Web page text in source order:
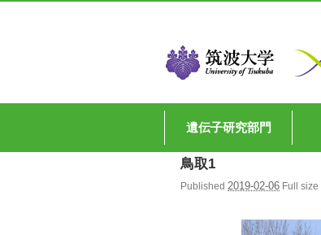
遺伝子研究部門
鳥取1
Published 2019-02-06 Full size